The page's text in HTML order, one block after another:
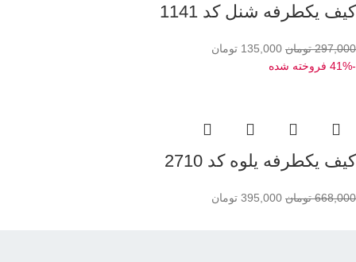
کیف یکطرفه شنل کد 1141
297,000 تومان 135,000 تومان
-41% فروخته شده
کیف یکطرفه یلوه کد 2710
668,000 تومان 395,000 تومان